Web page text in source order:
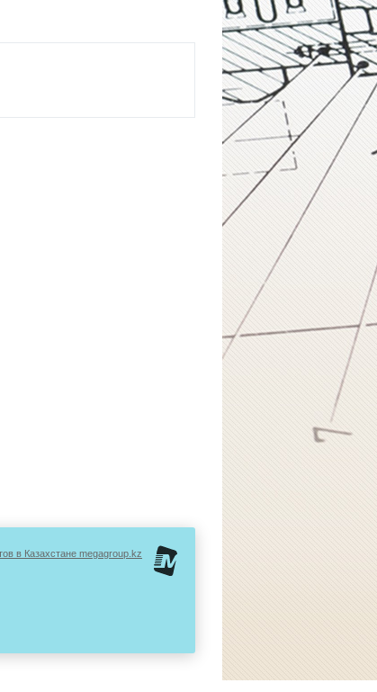
в Казахстане megagroup.kz